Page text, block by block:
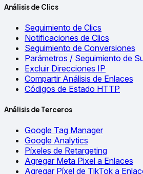
Análisis de Clics
Seguimiento de Clics
Notificaciones de Clics
Seguimiento de Conversiones
Parámetros / Seguimiento de
Excluir Direcciones IP
Compartir Análisis de Enlaces
Códigos de Estado HTTP
Análisis de Terceros
Google Tag Manager
Google Analytics
Píxeles de Retargeting
Agregar Meta Pixel a Enlaces
Agregar Píxel de TikTok a